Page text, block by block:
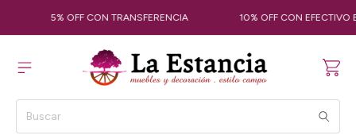
5% OFF CON TRANSFERENCIA 10% OFF CON EFECTIVO EN EL